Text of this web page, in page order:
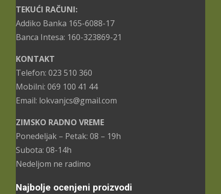
TEKUĆI RAČUNI:
Addiko Banka 165-6088-17
Banca Intesa: 160-323869-21
KONTAKT
Telefon: 023 510 360
Mobilni: 069 100 41 44
Email: lokvanjcs@gmail.com
ZIMSKO RADNO VREME
Ponedeljak – Petak: 08 – 19h
Subota: 08-14h
Nedeljom ne radimo
Najbolje ocenjeni proizvodi